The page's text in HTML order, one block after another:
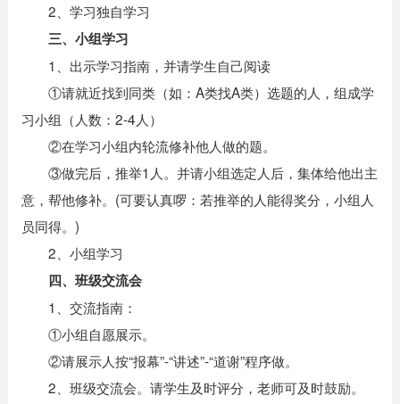
2、学习独自学习
三、小组学习
1、出示学习指南，并请学生自己阅读
①请就近找到同类（如：A类找A类）选题的人，组成学
习小组（人数：2-4人）
②在学习小组内轮流修补他人做的题。
③做完后，推举1人。并请小组选定人后，集体给他出主
意，帮他修补。(可要认真啰：若推举的人能得奖分，小组人
员同得。)
2、小组学习
四、班级交流会
1、交流指南：
①小组自愿展示。
②请展示人按“报幕”-“讲述”-“道谢”程序做。
2、班级交流会。请学生及时评分，老师可及时鼓励。